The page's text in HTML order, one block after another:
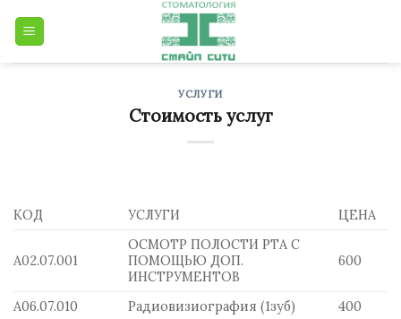
УСЛУГИ
Стоимость услуг
КОД УСЛУГИ ЦЕНА
А02.07.001
ОСМОТР ПОЛОСТИ РТА С
ПОМОЩЬЮ ДОП.
ИНСТРУМЕНТОВ
600
А06.07.010 Радиовизиография (1зуб) 400